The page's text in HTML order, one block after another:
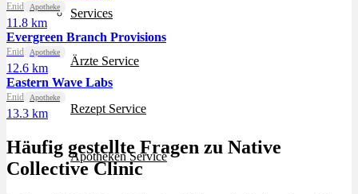
Services
Ärzte Service
Rezept Service
Apotheken Service
Enid Apotheke
11.8 km
Evergreen Branch Provisions
Enid Apotheke
12.6 km
Eastern Wave Labs
Enid Apotheke
13.3 km
Häufig gestellte Fragen zu Native
Collective Clinic